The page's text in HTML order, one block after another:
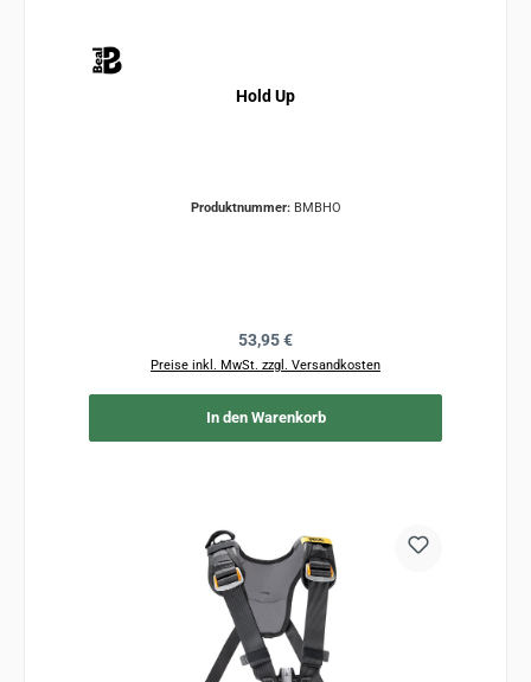
Hold Up
Produktnummer: BMBHO
Regulärer Preis:
53,95 €
Preise inkl. MwSt. zzgl. Versandkosten
In den Warenkorb